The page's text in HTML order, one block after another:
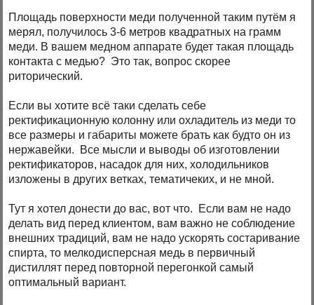
Площадь поверхности меди полученной таким путём я
мерял, получилось 3-6 метров квадратных на грамм
меди. В вашем медном аппарате будет такая площадь
контакта с медью? Это так, вопрос скорее
риторический.
Если вы хотите всё таки сделать себе
ректификационную колонну или охладитель из меди то
все размеры и габариты можете брать как будто он из
нержавейки. Все мысли и выводы об изготовлении
ректификаторов, насадок для них, холодильников
изложены в других ветках, тематичеких, и не мной.
Тут я хотел донести до вас, вот что. Если вам не надо
делать вид перед клиентом, вам важно не соблюдение
внешних традиций, вам не надо ускорять состаривание
спирта, то мелкодисперсная медь в первичный
дистиллят перед повторной перегонкой самый
оптимальный вариант.